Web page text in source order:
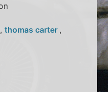
,thomas carter ,